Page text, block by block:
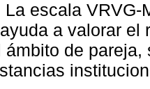
La escala
a valorar el
ámbito de